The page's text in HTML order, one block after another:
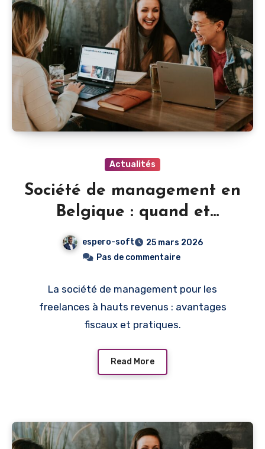
Actualités
Société de management en
Belgique : quand et
pourquoi créer la sienne
espero-soft
25 mars 2026
Pas de commentaire
La société de management pour les
freelances à hauts revenus : avantages
fiscaux et pratiques.
Read More